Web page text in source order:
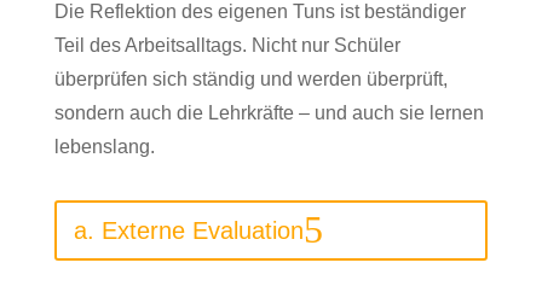
Die Reflektion des eigenen Tuns ist beständiger
Teil des Arbeitsalltags. Nicht nur Schüler
überprüfen sich ständig und werden überprüft,
sondern auch die Lehrkräfte – und auch sie lernen
lebenslang.
a. Externe Evaluation